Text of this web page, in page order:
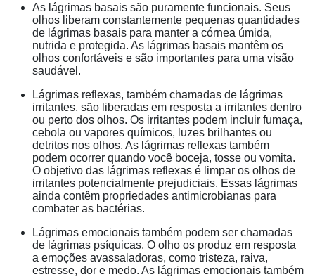
As lágrimas basais são puramente funcionais. Seus
olhos liberam constantemente pequenas quantidades
de lágrimas basais para manter a córnea úmida,
nutrida e protegida. As lágrimas basais mantêm os
olhos confortáveis e são importantes para uma visão
saudável.
Lágrimas reflexas, também chamadas de lágrimas
irritantes, são liberadas em resposta a irritantes dentro
ou perto dos olhos. Os irritantes podem incluir fumaça,
cebola ou vapores químicos, luzes brilhantes ou
detritos nos olhos. As lágrimas reflexas também
podem ocorrer quando você boceja, tosse ou vomita.
O objetivo das lágrimas reflexas é limpar os olhos de
irritantes potencialmente prejudiciais. Essas lágrimas
ainda contêm propriedades antimicrobianas para
combater as bactérias.
Lágrimas emocionais também podem ser chamadas
de lágrimas psíquicas. O olho os produz em resposta
a emoções avassaladoras, como tristeza, raiva,
estresse, dor e medo. As lágrimas emocionais também